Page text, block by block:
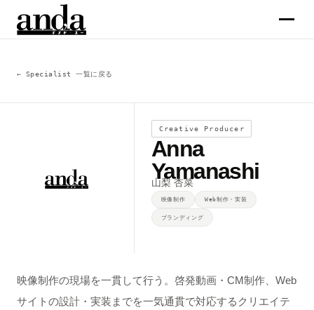
サービス
メンバー
お問合せ →
← Specialist 一覧に戻る
Creative Producer
Anna
Yamanashi
山梨 杏菜
映像制作 Web制作・実装
ブランディング
映像制作の現場を一貫して行う。啓発動画・CM制作、Web
サイトの設計・実装までを一気通貫で対応するクリエイテ